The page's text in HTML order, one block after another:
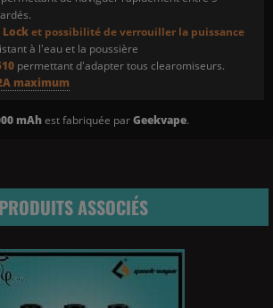
et possibilité de verrouiller la puissance
à l'eau et la poussière
permettant d'adapter tous clearomiseurs.
maximum
mAhest fabriquée parGeekvape.
PRODUITS ASSOCIÉS